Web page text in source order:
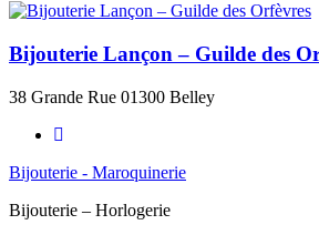
Bijouterie Lançon – Guilde des
38 Grande Rue 01300 Belley
Bijouterie - Maroquinerie
Bijouterie – Horlogerie